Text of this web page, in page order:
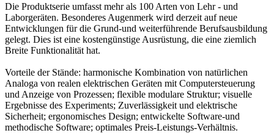
Die Produktserie umfasst mehr als 100 Arten von Lehr - und
Laborgeräten. Besonderes Augenmerk wird derzeit auf neue
Entwicklungen für die Grund-und weiterführende Berufsausbildung
gelegt. Dies ist eine kostengünstige Ausrüstung, die eine ziemlich
Breite Funktionalität hat.
Vorteile der Stände: harmonische Kombination von natürlichen
Analoga von realen elektrischen Geräten mit Computersteuerung
und Anzeige von Prozessen; flexible modulare Struktur; visuelle
Ergebnisse des Experiments; Zuverlässigkeit und elektrische
Sicherheit; ergonomisches Design; entwickelte Software-und
methodische Software; optimales Preis-Leistungs-Verhältnis.